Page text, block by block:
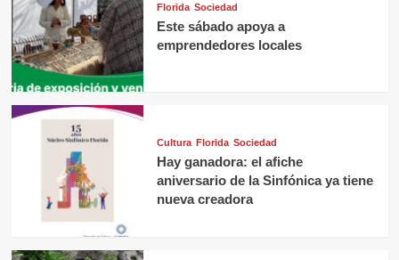
Florida Sociedad
Este sábado apoya a
emprendedores locales
Cultura Florida Sociedad
Hay ganadora: el afiche
aniversario de la Sinfónica ya tiene
nueva creadora